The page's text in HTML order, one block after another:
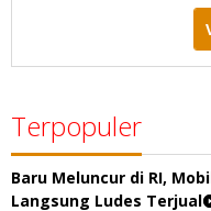
Terpopuler
Baru Meluncur di RI,
Langsung Ludes Terjual